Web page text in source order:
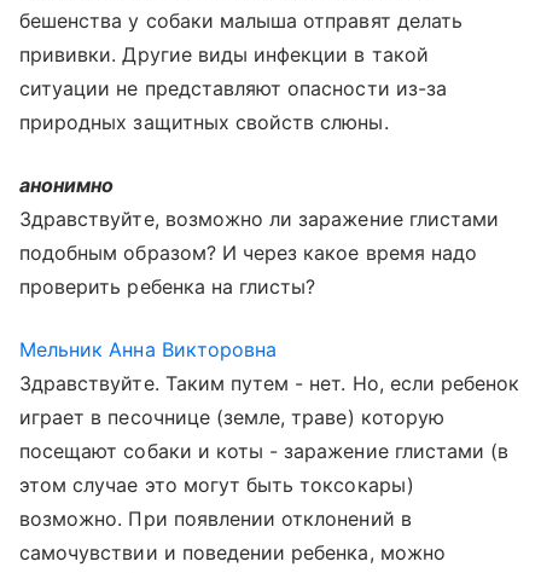
бешенства у собаки малыша отправят делать
прививки. Другие виды инфекции в такой
ситуации не представляют опасности из-за
природных защитных свойств слюны.
анонимно
Здравствуйте, возможно ли заражение глистами
подобным образом? И через какое время надо
проверить ребенка на глисты?
Мельник Анна Викторовна
Здравствуйте. Таким путем - нет. Но, если ребенок
играет в песочнице (земле, траве) которую
посещают собаки и коты - заражение глистами (в
этом случае это могут быть токсокары)
возможно. При появлении отклонений в
самочувствии и поведении ребенка, можно